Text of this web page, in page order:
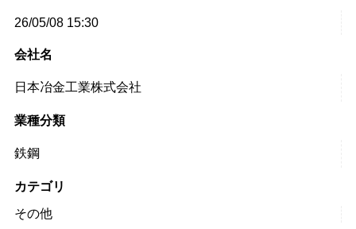
26/05/08 15:30
会社名
日本冶金工業株式会社
業種分類
鉄鋼
カテゴリ
その他